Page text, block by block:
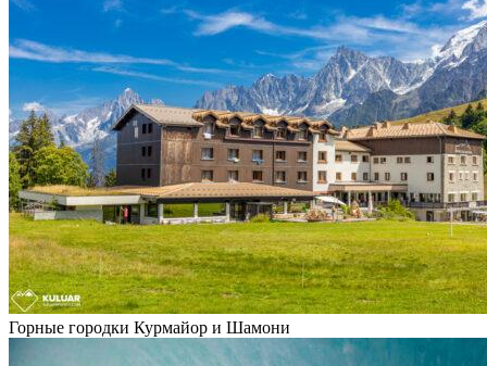
Горные городки Курмайор и Шамони